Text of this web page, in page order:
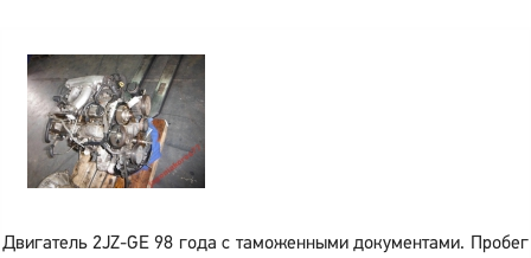
Двигатель 2JZ-GE 98 года с таможенными документами. Пробег